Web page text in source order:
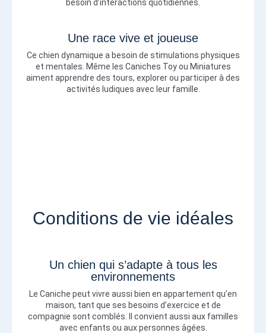
besoin d’interactions quotidiennes.
Une race vive et joueuse
Ce chien dynamique a besoin de stimulations physiques
et mentales. Même les Caniches Toy ou Miniatures
aiment apprendre des tours, explorer ou participer à des
activités ludiques avec leur famille.
Conditions de vie idéales
Un chien qui s’adapte à tous les
environnements
Le Caniche peut vivre aussi bien en appartement qu’en
maison, tant que ses besoins d’exercice et de
compagnie sont comblés. Il convient aussi aux familles
avec enfants ou aux personnes âgées.